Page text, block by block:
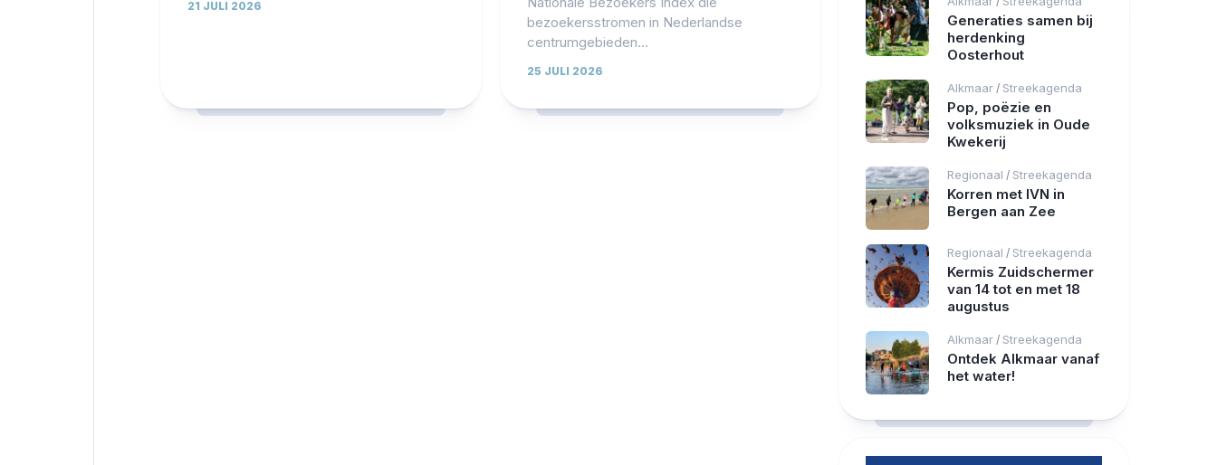
21 JULI 2026
bezoekersstromen in Nederlandse
centrumgebieden...
25 JULI 2026
Generaties samen bij
herdenking
Oosterhout
Alkmaar / Streekagenda
Pop, poëzie en
volksmuziek in Oude
Kwekerij
Regionaal / Streekagenda
Korren met IVN in
Bergen aan Zee
Regionaal / Streekagenda
Kermis Zuidschermer
van 14 tot en met 18
augustus
Alkmaar / Streekagenda
Ontdek Alkmaar vanaf
het water!